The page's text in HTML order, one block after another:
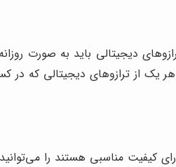
دیجیتالی باید به صورت
یک از ترازوهای دیجیتالی که در
کیفیت مناسبی هستند را